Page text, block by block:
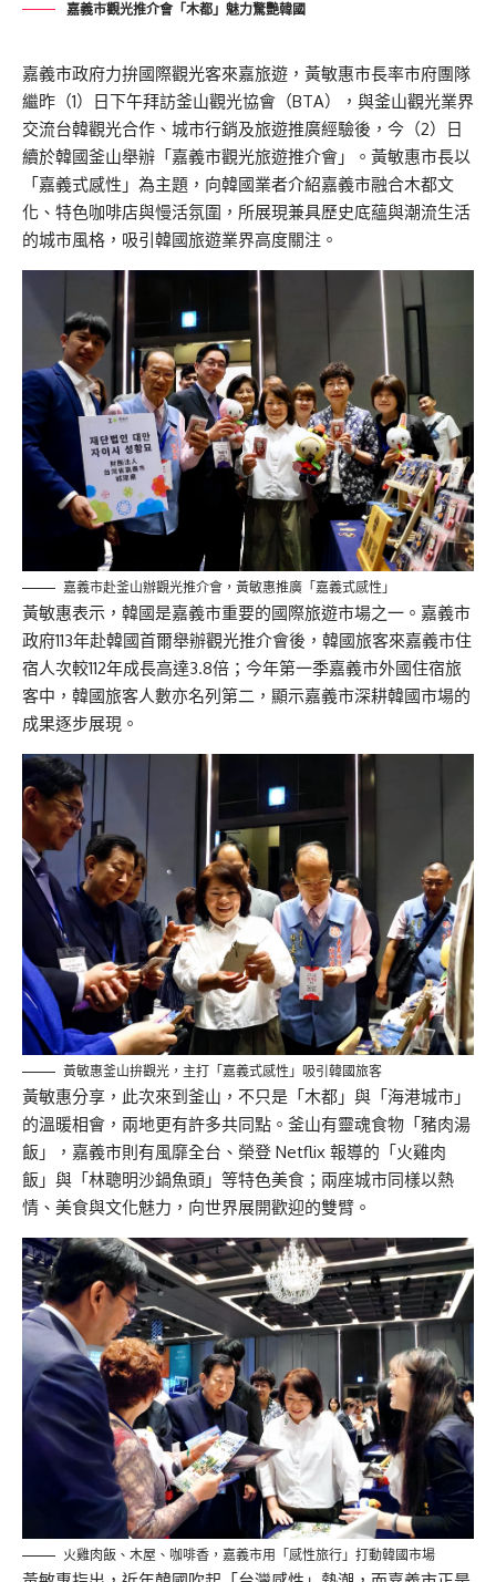
嘉義市觀光推介會「木都」魅力驚艷韓國
嘉義市政府力拚國際觀光客來嘉旅遊，黃敏惠市長率市府團隊
繼昨 （1）日下午拜訪釜山觀光協會（BTA），與釜山觀光業界
交流台韓觀光合作、城市行銷及旅遊推廣經驗後，今（2）日
續於韓國釜山舉辦「嘉義市觀光旅遊推介會」。黃敏惠市長以
「嘉義式感性」為主題，向韓國業者介紹嘉義市融合木都文
化、特色咖啡店與慢活氛圍，所展現兼具歷史底蘊與潮流生活
的城市風格，吸引韓國旅遊業界高度關注。
嘉義市赴釜山辦觀光推介會，黃敏惠推廣「嘉義式感性」
黃敏惠表示，韓國是嘉義市重要的國際旅遊市場之一 。嘉義市
政府113年赴韓國首爾舉辦觀光推介會後，韓國旅客來嘉義市住
宿人次較112年成長高達3.8倍；今年第一季嘉義市外國住宿旅
客中，韓國旅客人數亦名列第二，顯示嘉義市深耕韓國市場的
成果逐步展現。
黃敏惠釜山拚觀光，主打「嘉義式感性」吸引韓國旅客
黃敏惠分享，此次來到釜山，不只是「木都」與「海港城市」
的溫暖相會，兩地更有許多共同點。釜山有靈魂食物「豬肉湯
飯」，嘉義市則有風靡全台、榮登 Netflix 報導的「火雞肉
飯」與「林聰明沙鍋魚頭」等特色美食；兩座城市同樣以熱
情、美食與文化魅力，向世界展開歡迎的雙臂。
火雞肉飯、木屋、咖啡香，嘉義市用「感性旅行」打動韓國市場